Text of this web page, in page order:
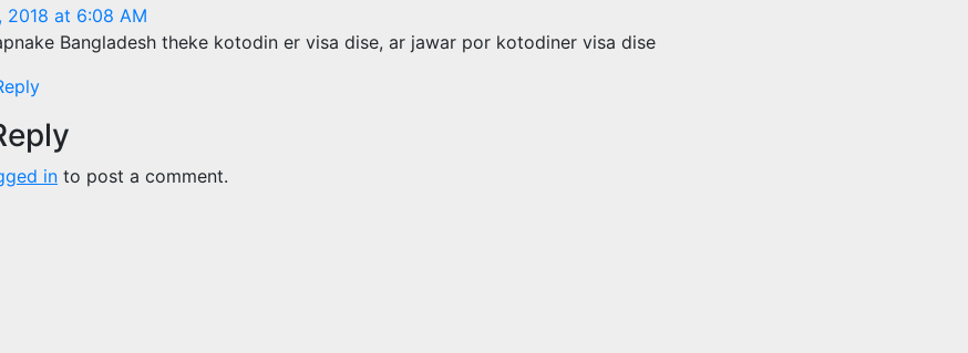
2018 at 6:08 AM
Bangladesh theke kotodin er visa dise, ar jawar por kotodiner visa dise
in to post a comment.